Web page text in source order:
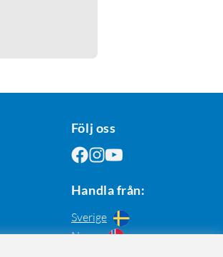
Följ oss
Handla från:
Sverige
Norge